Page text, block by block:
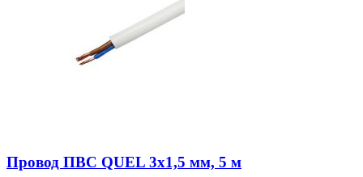
Провод ПВС QUEL 3х1,5 мм, 5 м